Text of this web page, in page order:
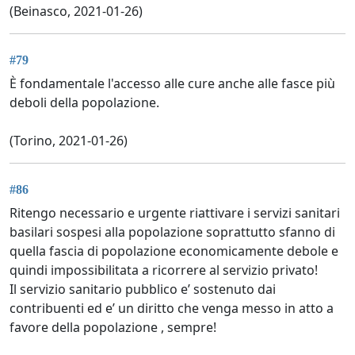
(Beinasco, 2021-01-26)
#79
È fondamentale l'accesso alle cure anche alle fasce più
deboli della popolazione.
(Torino, 2021-01-26)
#86
Ritengo necessario e urgente riattivare i servizi sanitari
basilari sospesi alla popolazione soprattutto sfanno di
quella fascia di popolazione economicamente debole e
quindi impossibilitata a ricorrere al servizio privato!
Il servizio sanitario pubblico e’ sostenuto dai
contribuenti ed e’ un diritto che venga messo in atto a
favore della popolazione , sempre!